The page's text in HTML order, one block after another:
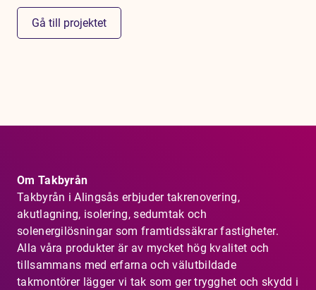
Gå till projektet
Om Takbyrån
Takbyrån i Alingsås erbjuder takrenovering,
akutlagning, isolering, sedumtak och
solenergilösningar som framtidssäkrar fastigheter.
Alla våra produkter är av mycket hög kvalitet och
tillsammans med erfarna och välutbildade
takmontörer lägger vi tak som ger trygghet och skydd i